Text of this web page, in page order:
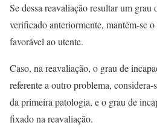
Se dessa reavaliação resultar um
verificado anteriormente, mantém-se
favorável ao utente.
Caso, na reavaliação, o grau de
referente a outro problema, considera-
da primeira patologia, e o grau de
fixado na reavaliação.